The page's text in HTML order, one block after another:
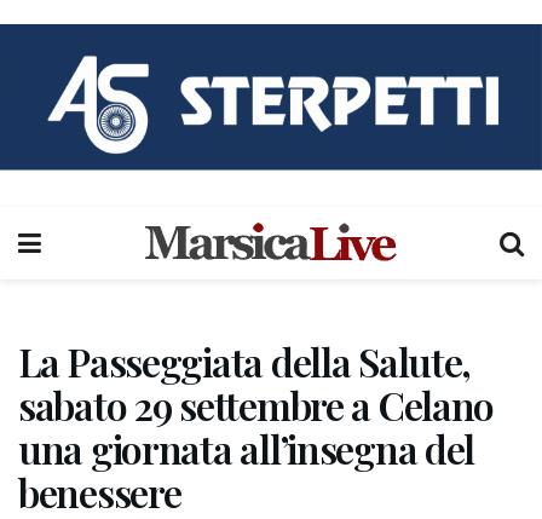
La Passeggiata della Salute,
sabato 29 settembre a Celano
una giornata all’insegna del
benessere